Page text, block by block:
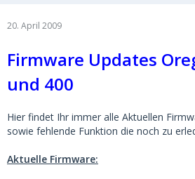
20. April 2009
Firmware Updates
und 400
Hier findet Ihr immer alle Aktuellen
sowie fehlende Funktion die noch zu
Aktuelle Firmware: